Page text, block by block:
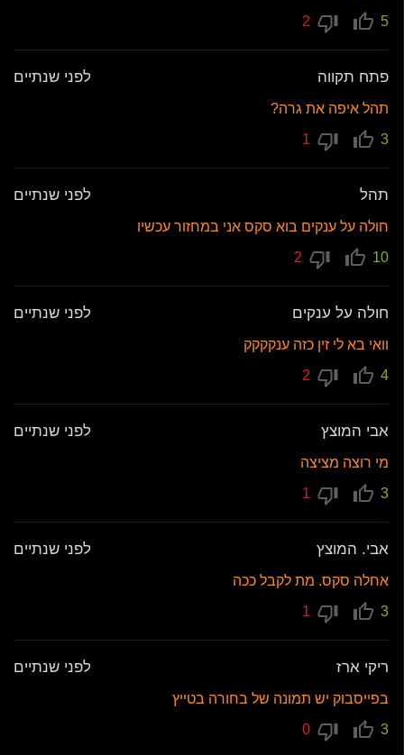
5
פתח תקווה לפני שנתיים
תהל איפה את גרה?
3
תהל לפני שנתיים
חולה על ענקים בוא סקס אני במחזור עכשיו
10
חולה על ענקים לפני שנתיים
וואי בא לי זין כזה ענקקקק
4
אבי המוצץ לפני שנתיים
מי רוצה מציצה
3
אבי. המוצץ לפני שנתיים
אחלה סקס. מת לקבל ככה
3
ריקי ארז לפני שנתיים
בפייסבוק יש תמונה של בחורה בטייץ
3